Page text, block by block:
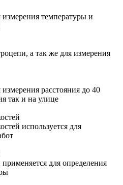
температуры и
а так же для измерения
расстояния до 40
так и на улице
используется для
для определения